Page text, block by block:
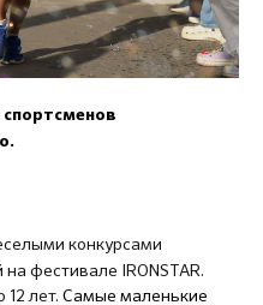
конкурсами
фестивале IRONSTAR.
лет. Самые маленькие